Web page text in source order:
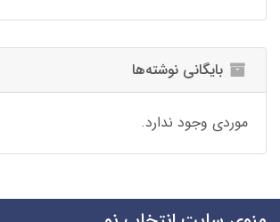
بایگانی نوشته‌ها
موردی وجود ندارد.